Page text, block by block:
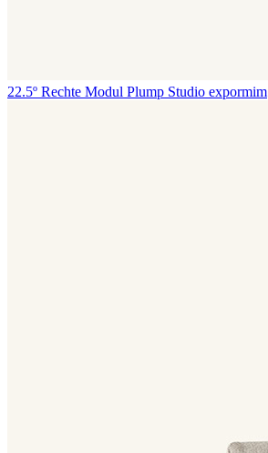
22.5º Rechte Modul Plump Studio expormim